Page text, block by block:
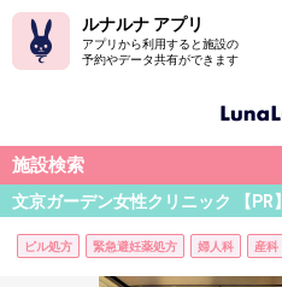
ルナルナ アプリ
アプリから利用すると施設の
予約やデータ共有ができます
施設検索
文京ガーデン女性クリニック 【PR】
ピル処方 緊急避妊薬処方 婦人科 産科